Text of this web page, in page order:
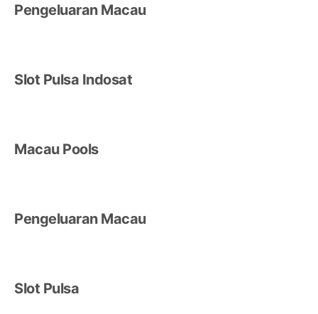
Pengeluaran Macau
Slot Pulsa Indosat
Macau Pools
Pengeluaran Macau
Slot Pulsa